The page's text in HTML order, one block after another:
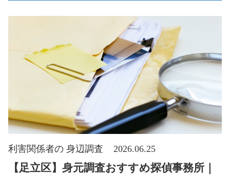
利害関係者の 身辺調査 2026.06.25
【足立区】身元調査おすすめ探偵事務所｜